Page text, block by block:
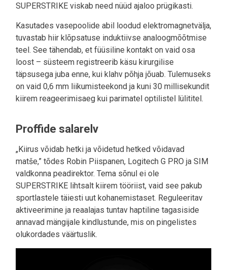
SUPERSTRIKE viskab need nüüd ajaloo prügikasti.
Kasutades vasepoolide abil loodud elektromagnetvälja,
tuvastab hiir klõpsatuse induktiivse analoogmõõtmise
teel. See tähendab, et füüsiline kontakt on vaid osa
loost – süsteem registreerib käsu kirurgilise
täpsusega juba enne, kui klahv põhja jõuab. Tulemuseks
on vaid 0,6 mm liikumisteekond ja kuni 30 millisekundit
kiirem reageerimisaeg kui parimatel optilistel lülititel.
Proffide salarelv
„Kiirus võidab hetki ja võidetud hetked võidavad
matše,” tõdes Robin Piispanen, Logitech G PRO ja SIM
valdkonna peadirektor. Tema sõnul ei ole
SUPERSTRIKE lihtsalt kiirem tööriist, vaid see pakub
sportlastele täiesti uut kohanemistaset. Reguleeritav
aktiveerimine ja reaalajas tuntav haptiline tagasiside
annavad mängijale kindlustunde, mis on pingelistes
olukordades väärtuslik.